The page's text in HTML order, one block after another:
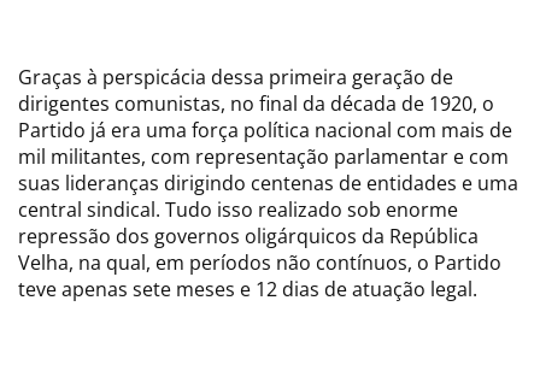
Graças à perspicácia dessa primeira geração de
dirigentes comunistas, no final da década de 1920, o
Partido já era uma força política nacional com mais de
mil militantes, com representação parlamentar e com
suas lideranças dirigindo centenas de entidades e uma
central sindical. Tudo isso realizado sob enorme
repressão dos governos oligárquicos da República
Velha, na qual, em períodos não contínuos, o Partido
teve apenas sete meses e 12 dias de atuação legal.